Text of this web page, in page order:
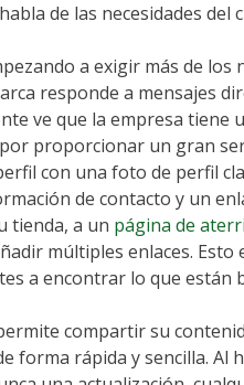
de las necesidades del
a exigir más de los
responde a mensajes
ve que la empresa tiene
proporcionar un gran
con una foto de perfil
de contacto y un
tienda, a un página de
múltiples enlaces. Esto
a encontrar lo que están
compartir su
forma rápida y sencilla. Al